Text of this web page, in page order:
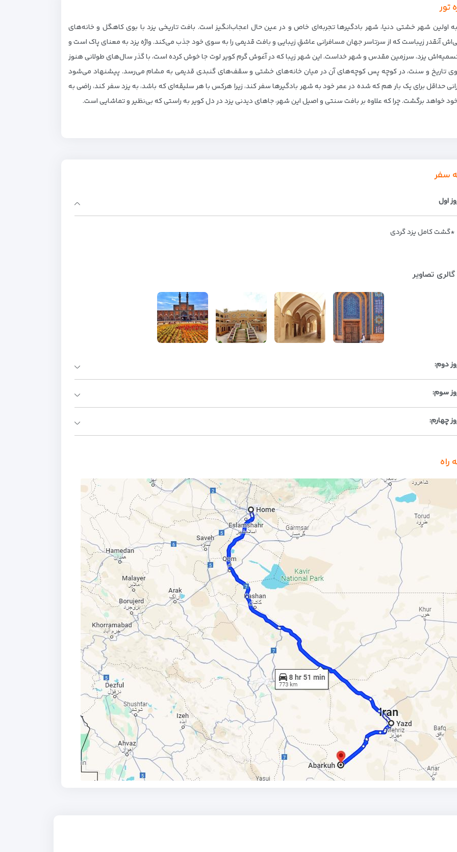
تور
اولین شهر خشتی دنیا، شهر بادگیرها تجربه‌ای خاص و در عین حال اعجاب‌انگیز است. بافت تاریخی یزد با بوی کاهگل و خانه‌های
آنقدر زیباست که از سرتاسر جهان مسافرانی عاشقِ زیبایی و بافت قدیمی را به سوی خود جذب می‌کند. واژه یزد به معنای پاک است و
یزد، سرزمین مقدس و شهر خداست. این شهر زیبا که در آغوش گرم کویر لوت جا خوش کرده است، با گذر سال‌های طولانی هنوز
تاریخ و سنت، در کوچه پس کوچه‌های آن در میان خانه‌های خشتی و سقف‌های گنبدی قدیمی به مشام می‌رسد. پیشنهاد می‌شود
حداقل برای یک بار هم که شده در عمر خود به شهر بادگیرها سفر کند، زیرا هرکس با هر سلیقه‌ای که باشد، به یزد سفر کند، راضی به
خواهد برگشت. چرا که علاوه بر بافت سنتی و اصیل این شهر، جاهای دیدنی یزد در دل کویر به راستی که بی‌نظیر و تماشایی است.
سفر
اول
*گشت کامل یزد گردی
گالری تصاویر
دوم:
سوم:
چهارم:
راه